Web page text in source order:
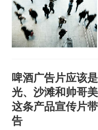
啤酒广告片应该
光、沙滩和帅哥
这条产品宣传片
告